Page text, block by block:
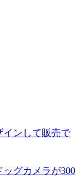
ンして販売で
グカメラが300